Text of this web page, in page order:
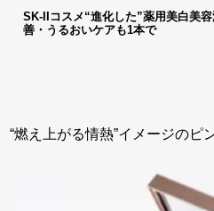
SK-IIコスメ“進化した”薬用美白美
善・うるおいケアも1本で
“燃え上がる情熱”イメージのピ